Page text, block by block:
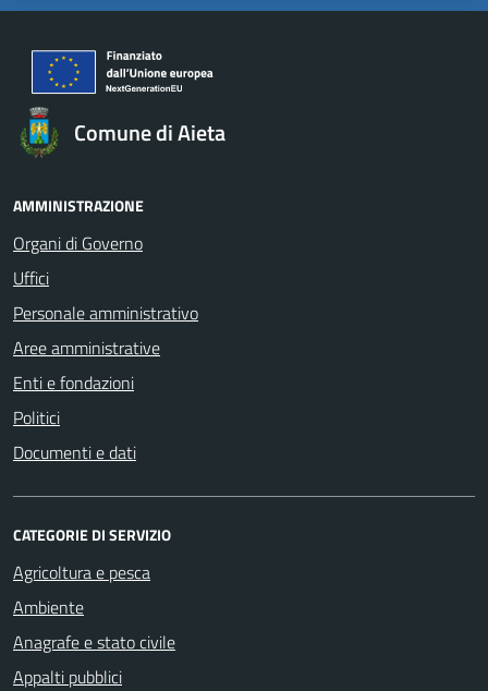
Comune di Aieta
AMMINISTRAZIONE
Organi di Governo
Uffici
Personale amministrativo
Aree amministrative
Enti e fondazioni
Politici
Documenti e dati
CATEGORIE DI SERVIZIO
Agricoltura e pesca
Ambiente
Anagrafe e stato civile
Appalti pubblici